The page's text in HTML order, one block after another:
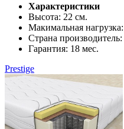
Характеристики
Высота: 22 см.
Макимальная нагрузка:
Страна производитель:
Гарантия: 18 мес.
Prestige